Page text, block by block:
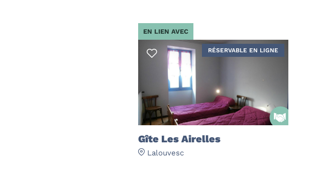
Gîte Les Airelles
Lalouvesc
RÉSERVABLE EN LIGNE
EN LIEN AVEC